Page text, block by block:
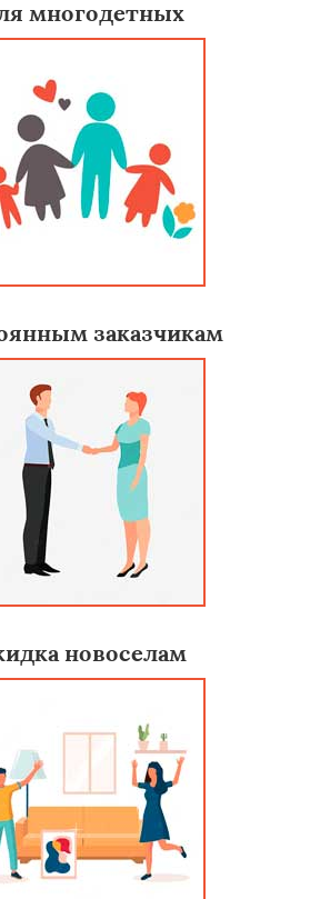
многодетных
заказчикам
новоселам